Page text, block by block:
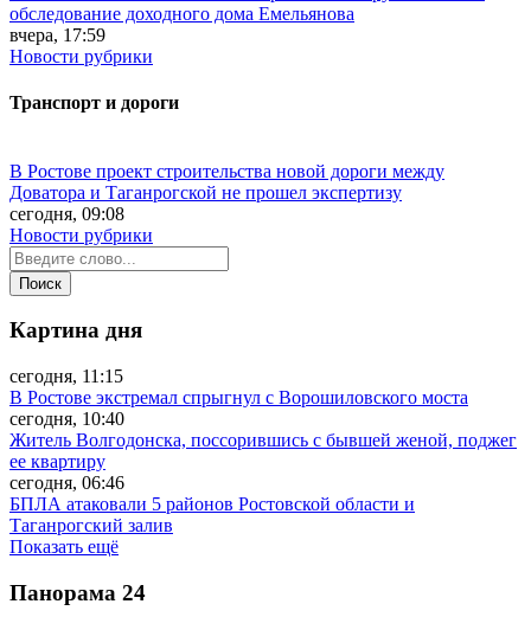
обследование доходного дома Емельянова
вчера, 17:59
Новости рубрики
Транспорт и дороги
В Ростове проект строительства новой дороги между
Доватора и Таганрогской не прошел экспертизу
сегодня, 09:08
Новости рубрики
Картина дня
сегодня, 11:15
В Ростове экстремал спрыгнул с Ворошиловского моста
сегодня, 10:40
Житель Волгодонска, поссорившись с бывшей женой, поджег
ее квартиру
сегодня, 06:46
БПЛА атаковали 5 районов Ростовской области и
Таганрогский залив
Показать ещё
Панорама 24